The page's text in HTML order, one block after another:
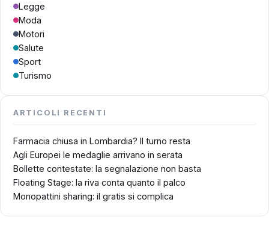
Legge
Moda
Motori
Salute
Sport
Turismo
ARTICOLI RECENTI
Farmacia chiusa in Lombardia? Il turno resta
Agli Europei le medaglie arrivano in serata
Bollette contestate: la segnalazione non basta
Floating Stage: la riva conta quanto il palco
Monopattini sharing: il gratis si complica